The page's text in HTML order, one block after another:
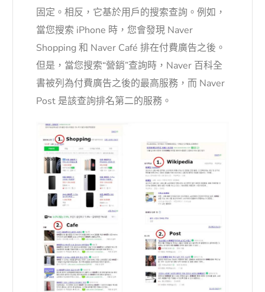
固定。相反，它基於用戶的搜索查詢。例如，
當您搜索 iPhone 時，您會發現 Naver
Shopping 和 Naver Café 排在付費廣告之後。
但是，當您搜索“營銷”查詢時，Naver 百科全
書被列為付費廣告之後的最高服務，而 Naver
Post 是該查詢排名第二的服務。